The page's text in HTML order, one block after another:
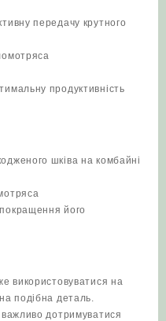
передачу крутного
продуктивність
шківа на комбайні
його
використовуватися на
подібна деталь.
важливо дотримуватися